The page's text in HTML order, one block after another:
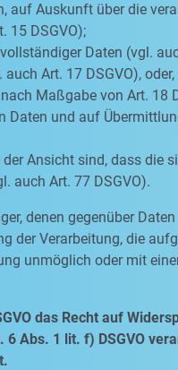
auf Auskunft über die
15 DSGVO);
Daten (vgl.
Art. 17 DSGVO),
Maßgabe von Art. 18
und auf
Ansicht sind, dass die
auch Art. 77 DSGVO).
denen gegenüber
der Verarbeitung, die
unmöglich oder mit
das Recht auf
Abs. 1 lit. f) DSGVO